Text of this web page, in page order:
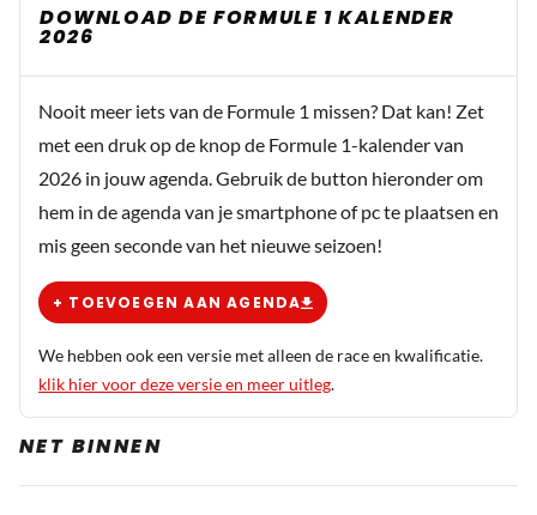
DOWNLOAD DE FORMULE 1 KALENDER
2026
Nooit meer iets van de Formule 1 missen? Dat kan! Zet
met een druk op de knop de Formule 1-kalender van
2026 in jouw agenda. Gebruik de button hieronder om
hem in de agenda van je smartphone of pc te plaatsen en
mis geen seconde van het nieuwe seizoen!
+ TOEVOEGEN AAN AGENDA
We hebben ook een versie met alleen de race en kwalificatie.
klik hier voor deze versie en meer uitleg.
NET BINNEN